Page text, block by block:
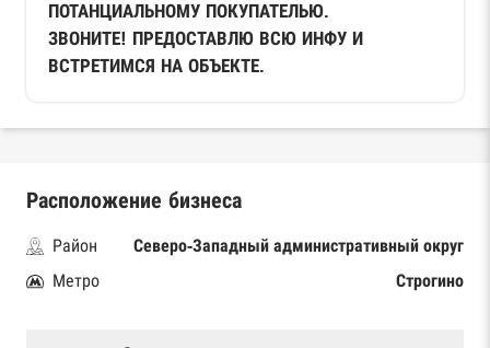
ПОТАНЦИАЛЬНОМУ ПОКУПАТЕЛЬЮ.
ЗВОНИТЕ! ПРЕДОСТАВЛЮ ВСЮ ИНФУ И
ВСТРЕТИМСЯ НА ОБЪЕКТЕ.
Расположение бизнеса
Район
Северо-Западный административный округ
Метро
Строгино